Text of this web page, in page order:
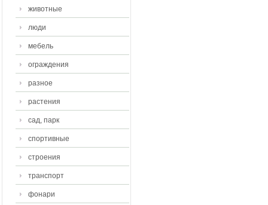
животные
люди
мебель
ограждения
разное
растения
сад, парк
спортивные
строения
транспорт
фонари